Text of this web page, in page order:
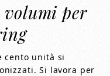
volumi per
cento unità si
Si lavora per